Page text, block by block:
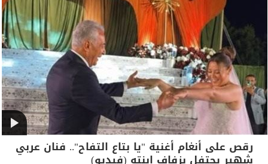
رقص على أنغام أغنية "يا بتاع التفاح".. فنان عربي
شهير يحتفل بزفاف ابنته (فيديو)